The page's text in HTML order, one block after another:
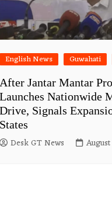
English News Guwahati
Jantar Mantar
Nationwide
Signals
Desk GT News